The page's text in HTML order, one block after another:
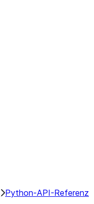
Python-API-Referenz